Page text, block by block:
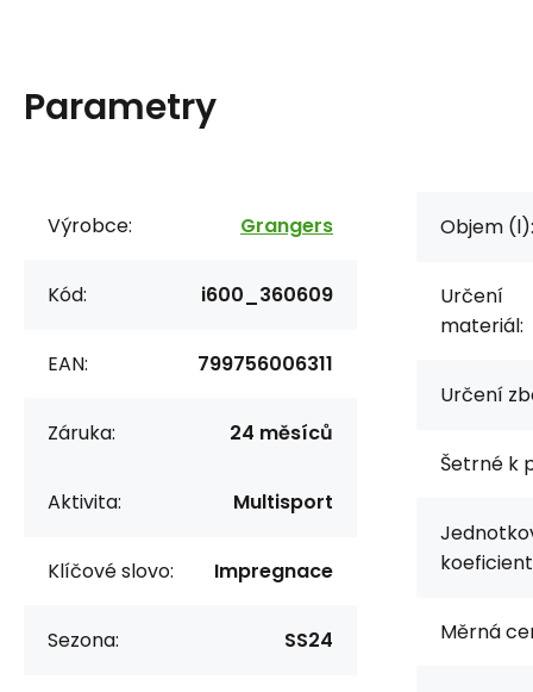
Parametry
Výrobce: Grangers
Kód: i600_360609
EAN: 799756006311
Záruka: 24 měsíců
Aktivita: Multisport
Klíčové slovo: Impregnace
Sezona: SS24
Objem (l):
Určení
materiál:
Určení
Šetrné k
Měrná